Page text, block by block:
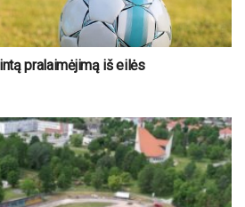
pralaimėjimą iš eilės